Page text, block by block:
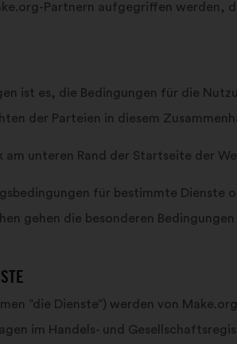
Partnern aufgegriffen werden,
ist es, die Bedingungen für die
der Parteien in diesem
unteren Rand der Startseite der
für bestimmte
gehen die besonderen
”die Dienste”) werden von
im Handels- und